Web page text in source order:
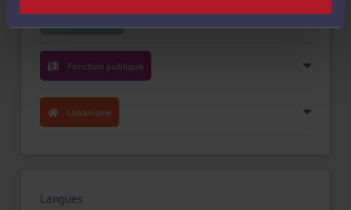
Droit public
Fonction publique
Urbanisme
Langues